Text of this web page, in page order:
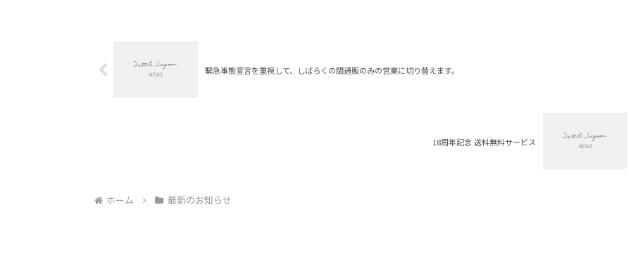
緊急事態宣言を重視して、しばらくの間通販のみの営業に切り替えます。
18周年記念 送料無料サービス
ホーム 最新のお知らせ